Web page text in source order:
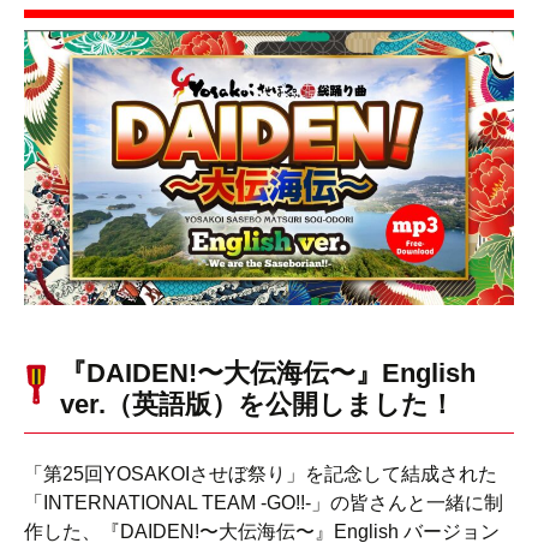
『DAIDEN!〜大伝海伝〜』English
ver.（英語版）を公開しました！
「第25回YOSAKOIさせぼ祭り」を記念して結成された
「INTERNATIONAL TEAM -GO!!-」の皆さんと一緒に制
作した、『DAIDEN!〜大伝海伝〜』English バージョン